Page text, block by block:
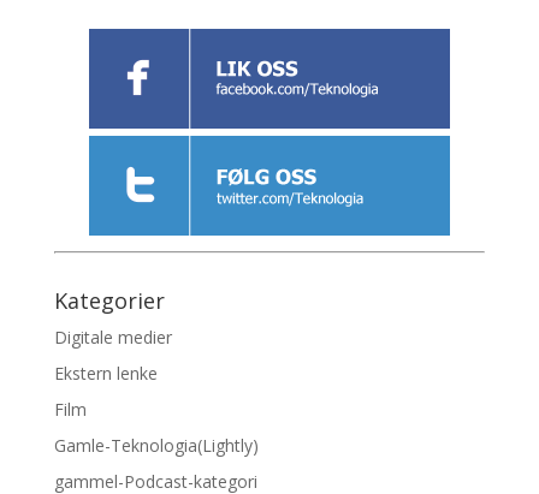
Kategorier
Digitale medier
Ekstern lenke
Film
Gamle-Teknologia(Lightly)
gammel-Podcast-kategori